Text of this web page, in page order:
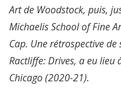
Art de Woodstock, puis,
Michaelis School of Fine
Cap. Une rétrospective de
Ractliffe: Drives, a eu lieu
Chicago (2020-21).